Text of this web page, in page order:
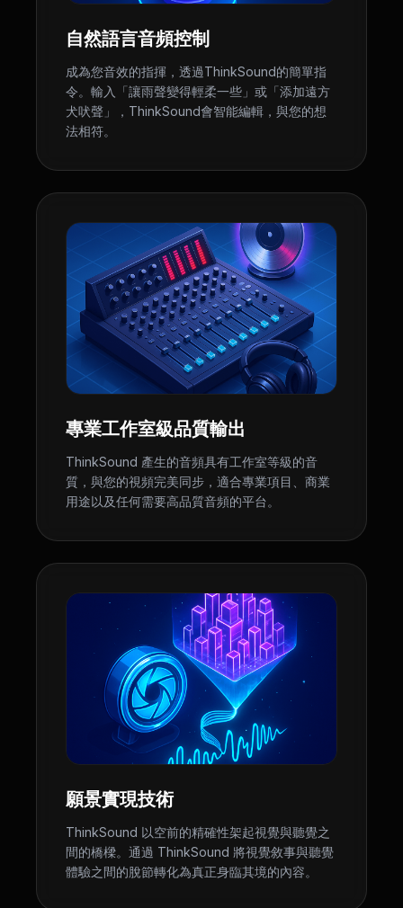
自然語言音頻控制
成為您音效的指揮，透過ThinkSound的簡單指
令。輸入「讓雨聲變得輕柔一些」或「添加遠方
犬吠聲」，ThinkSound會智能編輯，與您的想
法相符。
專業工作室級品質輸出
ThinkSound 產生的音頻具有工作室等級的音
質，與您的視頻完美同步，適合專業項目、商業
用途以及任何需要高品質音頻的平台。
願景實現技術
ThinkSound 以空前的精確性架起視覺與聽覺之
間的橋樑。通過 ThinkSound 將視覺敘事與聽覺
體驗之間的脫節轉化為真正身臨其境的內容。